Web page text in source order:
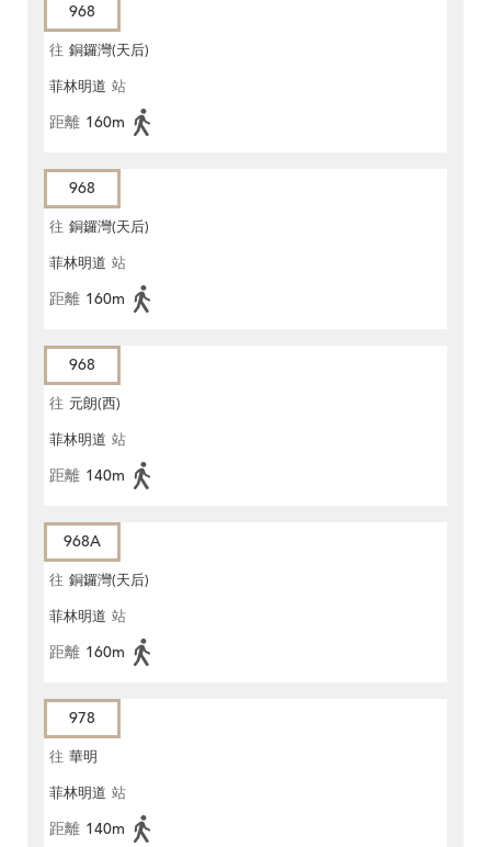
968
往 銅鑼灣(天后)
菲林明道 站
距離 160m
968
往 銅鑼灣(天后)
菲林明道 站
距離 160m
968
往 元朗(西)
菲林明道 站
距離 140m
968A
往 銅鑼灣(天后)
菲林明道 站
距離 160m
978
往 華明
菲林明道 站
距離 140m